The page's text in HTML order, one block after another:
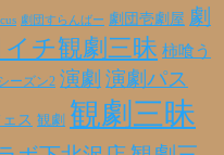
劇団すらんばー 劇団壱劇屋 劇
イチ観劇三昧 柿喰う
ーズン2 演劇 演劇パス
ス 観劇 観劇三昧